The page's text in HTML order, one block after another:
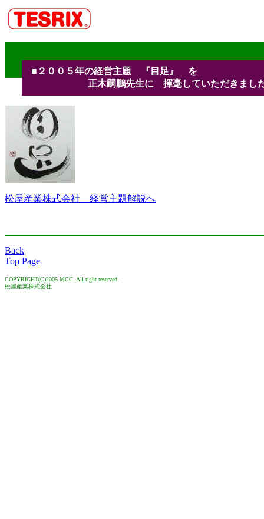
■２００５年の経営主題 『目足』 を
正木嗣鵬先生に 揮毫していただきまし
松屋産業株式会社 経営主題解説へ
Back
Top Page
COPYRIGHT(C)2005 MCC. All right reserved.
松屋産業株式会社